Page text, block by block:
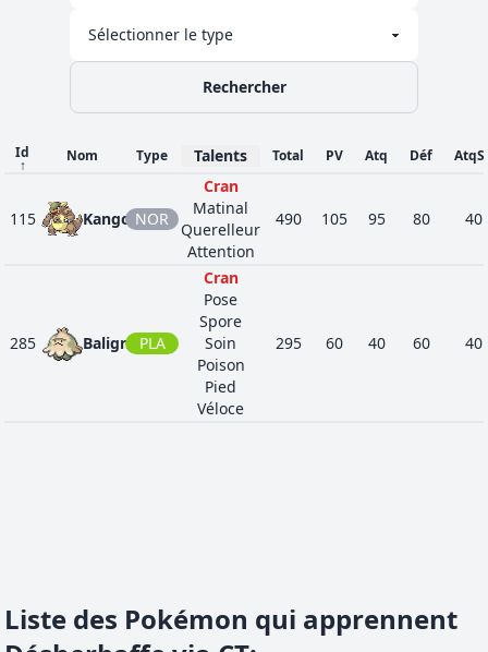
Rechercher
Id
↑
Nom Type Talents Total PV Atq Déf
115 Kangourex
NOR
Cran
Matinal
Querelleur
Attention
490 105 95 80 40
285 BalignonPLA
Cran
Pose
Spore
Soin
Poison
Pied
Véloce
295 60 40 60 40
Liste des Pokémon qui apprennent